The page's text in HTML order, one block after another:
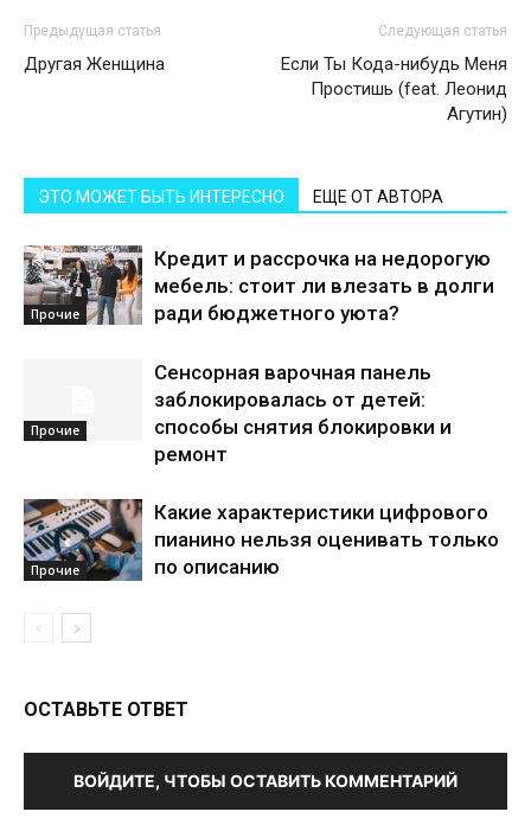
Предыдущая статья
Другая Женщина
Следующая статья
Если Ты Кода-нибудь Меня
Простишь (feat. Леонид
Агутин)
ЭТО МОЖЕТ БЫТЬ ИНТЕРЕСНО ЕЩЕ ОТ АВТОРА
Прочие
Кредит и рассрочка на недорогую
мебель: стоит ли влезать в долги
ради бюджетного уюта?
Прочие
Сенсорная варочная панель
заблокировалась от детей:
способы снятия блокировки и
ремонт
Прочие
Какие характеристики цифрового
пианино нельзя оценивать только
по описанию
ОСТАВЬТЕ ОТВЕТ
ВОЙДИТЕ, ЧТОБЫ ОСТАВИТЬ КОММЕНТАРИЙ